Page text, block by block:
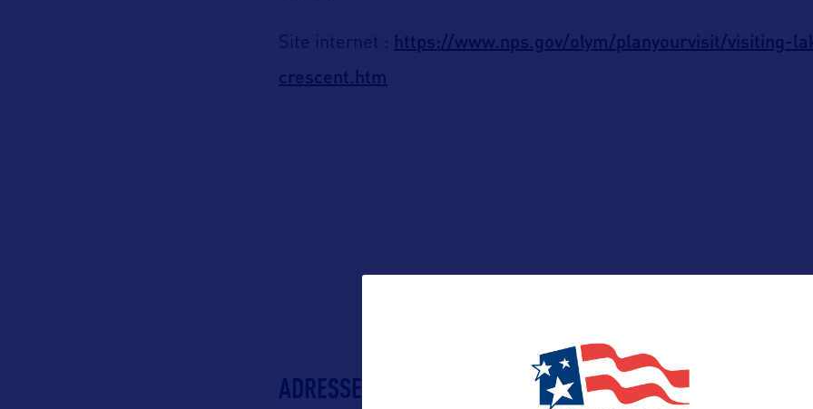
Site internet : https://www.nps.gov/olym/planyourvisit/visiting-
crescent.htm
ADRESSES